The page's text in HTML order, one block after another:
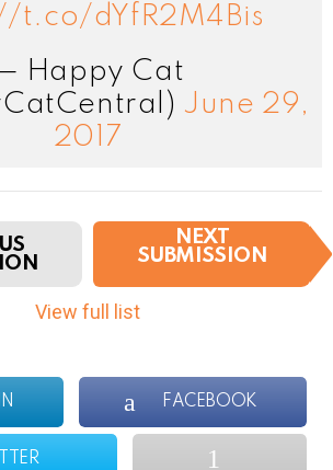
t.co/dYfR2M4Bis
Happy Cat
June 29,
2017
NEXT
SUBMISSION
View full list
FACEBOOK